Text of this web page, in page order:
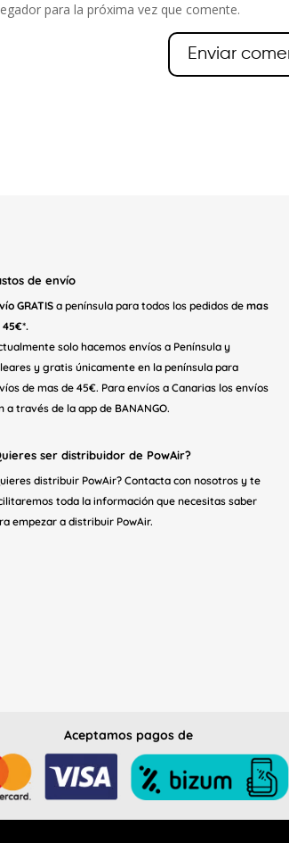
para la próxima vez que comente.
de envío
GRATISa península para todos los pedidos de mas
solo hacemos envíos a Península y
y gratis únicamente en la península para
de mas de 45€. Para envíos a Canarias los envíos
a través de la app de BANANGO.
ser distribuidor de PowAir?
distribuir PowAir? Contacta con nosotros y te
toda la información que necesitas saber
empezar a distribuir PowAir.
Aceptamos pagos de